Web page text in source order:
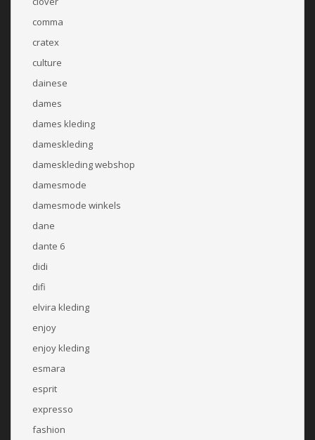
comma
cratex
culture
dainese
dames
dames kleding
dameskleding
dameskleding webshop
damesmode
damesmode winkels
dane
dante 6
didi
difi
elvira kleding
enjoy
enjoy kleding
esmara
esprit
expresso
fashion